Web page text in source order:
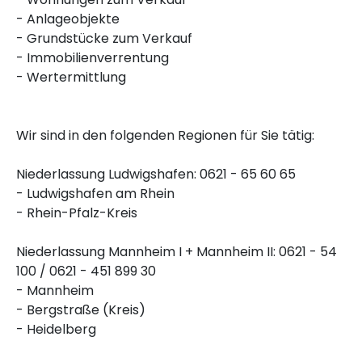
- Anlageobjekte
- Grundstücke zum Verkauf
- Immobilienverrentung
- Wertermittlung
Wir sind in den folgenden Regionen für Sie tätig:
Niederlassung Ludwigshafen: 0621 - 65 60 65
- Ludwigshafen am Rhein
- Rhein-Pfalz-Kreis
Niederlassung Mannheim I + Mannheim II: 0621 - 54
100 / 0621 - 451 899 30
- Mannheim
- Bergstraße (Kreis)
- Heidelberg